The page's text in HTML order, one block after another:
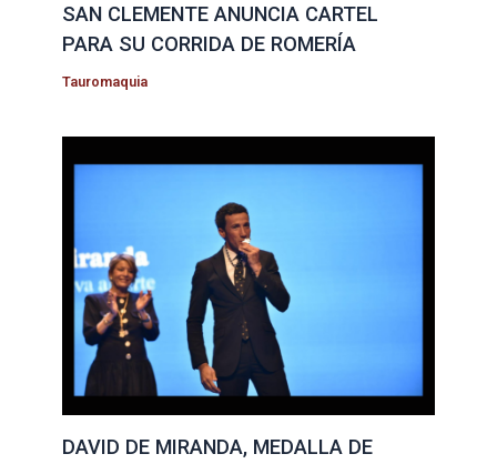
SAN CLEMENTE ANUNCIA CARTEL
PARA SU CORRIDA DE ROMERÍA
Tauromaquia
DAVID DE MIRANDA, MEDALLA DE